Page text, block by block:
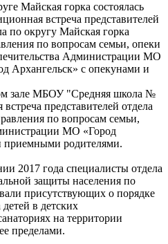
Майская горка состоялась
встреча представителей
по округу Майская горка
по вопросам семьи, опеки
Администрации МО
Архангельск» с опекунами и
зале МБОУ "Средняя школа №
представителей отдела
по вопросам семьи,
МО «Город
приемными родителями.
2017 года специалисты отдела
защиты населения по
присутствующих о порядке
в детских
на территории
пределами.